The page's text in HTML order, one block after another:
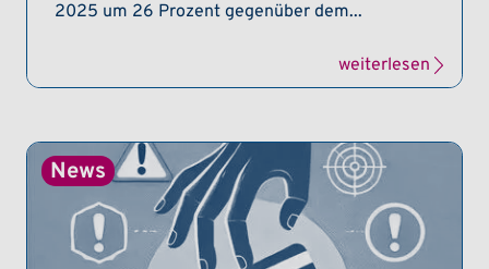
2025 um 26 Prozent gegenüber dem...
weiterlesen